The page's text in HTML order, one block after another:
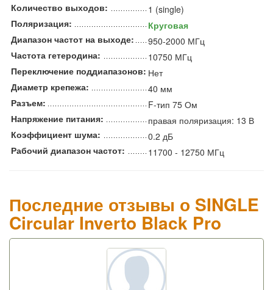
Количество выходов:
1 (single)
Поляризация:
Круговая
Диапазон частот на выходе:
950-2000 МГц
Частота гетеродина:
10750 МГц
Переключение поддиапазонов: Нет
Диаметр крепежа:
40 мм
Разъем:
F-тип 75 Ом
Напряжение питания:
правая поляризация: 13 В
Коэффициент шума:
0.2 дБ
Рабочий диапазон частот:
11700 - 12750 МГц
Последние отзывы о SINGLE
Circular Inverto Black Pro